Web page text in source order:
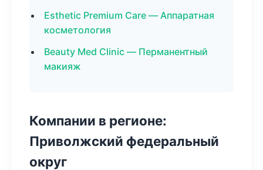
Esthetic Premium Care — Аппаратная
косметология
Beauty Med Clinic — Перманентный
макияж
Компании в регионе:
Приволжский федеральный
округ